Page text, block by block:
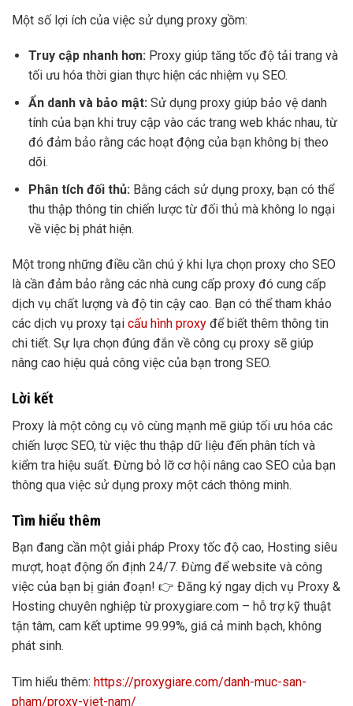
Một số lợi ích của việc sử dụng proxy gồm:
Truy cập nhanh hơn: Proxy giúp tăng tốc độ tải trang và
tối ưu hóa thời gian thực hiện các nhiệm vụ SEO.
Ẩn danh và bảo mật: Sử dụng proxy giúp bảo vệ danh
tính của bạn khi truy cập vào các trang web khác nhau, từ
đó đảm bảo rằng các hoạt động của bạn không bị theo
dõi.
Phân tích đối thủ: Bằng cách sử dụng proxy, bạn có thể
thu thập thông tin chiến lược từ đối thủ mà không lo ngại
về việc bị phát hiện.
Một trong những điều cần chú ý khi lựa chọn proxy cho SEO
là cần đảm bảo rằng các nhà cung cấp proxy đó cung cấp
dịch vụ chất lượng và độ tin cậy cao. Bạn có thể tham khảo
các dịch vụ proxy tại cấu hình proxy để biết thêm thông tin
chi tiết. Sự lựa chọn đúng đắn về công cụ proxy sẽ giúp
nâng cao hiệu quả công việc của bạn trong SEO.
Lời kết
Proxy là một công cụ vô cùng mạnh mẽ giúp tối ưu hóa các
chiến lược SEO, từ việc thu thập dữ liệu đến phân tích và
kiểm tra hiệu suất. Đừng bỏ lỡ cơ hội nâng cao SEO của bạn
thông qua việc sử dụng proxy một cách thông minh.
Tìm hiểu thêm
Bạn đang cần một giải pháp Proxy tốc độ cao, Hosting siêu
mượt, hoạt động ổn định 24/7. Đừng để website và công
việc của bạn bị gián đoạn! 👉 Đăng ký ngay dịch vụ Proxy &
Hosting chuyên nghiệp từ proxygiare.com – hỗ trợ kỹ thuật
tận tâm, cam kết uptime 99.99%, giá cả minh bạch, không
phát sinh.
Tìm hiểu thêm: https://proxygiare.com/danh-muc-san-
pham/proxy-viet-nam/